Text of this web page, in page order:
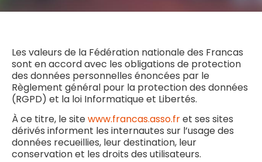
Les valeurs de la Fédération nationale des Francas
sont en accord avec les obligations de protection
des données personnelles énoncées par le
Règlement général pour la protection des données
(RGPD) et la loi Informatique et Libertés.
À ce titre, le sitewww.francas.asso.fret ses sites
dérivés informent les internautes sur l’usage des
données recueillies, leur destination, leur
conservation et les droits des utilisateurs.